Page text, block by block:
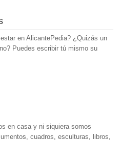
en AlicantePedia? ¿Quizás un
Puedes escribir tú mismo su
en casa y ni siquiera somos
cuadros, esculturas, libros,